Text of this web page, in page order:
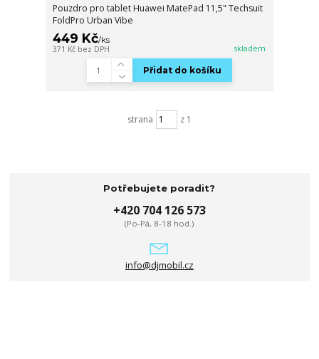
Pouzdro pro tablet Huawei MatePad 11,5" Techsuit
FoldPro Urban Vibe
449 Kč/ks
371 Kč bez DPH skladem
Přidat do košíku
strana z 1
Potřebujete poradit?
+420 704 126 573
(Po-Pá, 8-18 hod.)
info@djmobil.cz